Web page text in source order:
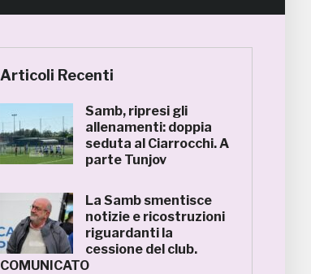
Articoli Recenti
Samb, ripresi gli
allenamenti: doppia
seduta al Ciarrocchi. A
parte Tunjov
La Samb smentisce
notizie e ricostruzioni
riguardanti la
cessione del club.
COMUNICATO